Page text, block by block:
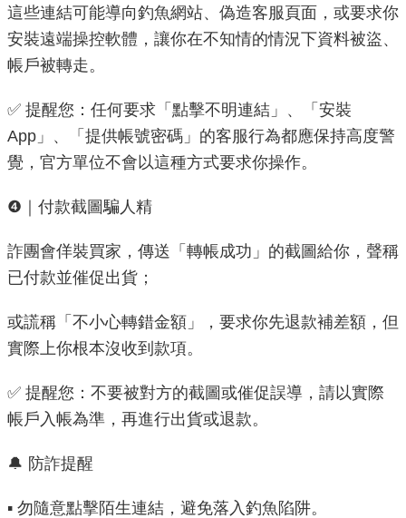
導
覽
回
頁
English
常
問
答
陳
情
系
統
雙
詞
這些連結可能導向釣魚網站、偽造客服頁面，或要求你
安裝遠端操控軟體，讓你在不知情的情況下資料被盜、
帳戶被轉走。
✅ 提醒您：任何要求「點擊不明連結」、「安裝
App」、「提供帳號密碼」的客服行為都應保持高度警
覺，官方單位不會以這種方式要求你操作。
❹｜付款截圖騙人精
詐團會佯裝買家，傳送「轉帳成功」的截圖給你，聲稱
已付款並催促出貨；
或謊稱「不小心轉錯金額」，要求你先退款補差額，但
實際上你根本沒收到款項。
✅ 提醒您：不要被對方的截圖或催促誤導，請以實際
帳戶入帳為準，再進行出貨或退款。
🔔 防詐提醒
▪️ 勿隨意點擊陌生連結，避免落入釣魚陷阱。